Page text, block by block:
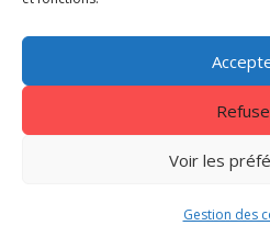
Voir les
Gestion des
EnVol Formations|
Mentions légales -